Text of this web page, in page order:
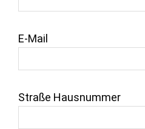
E-Mail
Straße Hausnummer